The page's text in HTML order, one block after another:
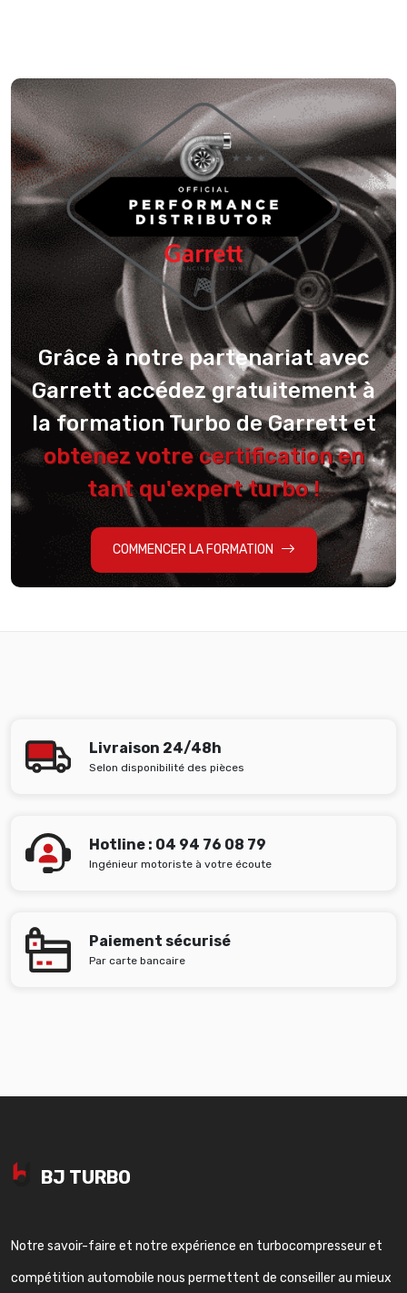
Grâce à notre partenariat avec
Garrett accédez gratuitement à
la formation Turbo de Garrett et
obtenez votre certification en
tant qu'expert turbo !
COMMENCER LA FORMATION
Livraison 24/48h
Selon disponibilité des pièces
Hotline : 04 94 76 08 79
Ingénieur motoriste à votre écoute
Paiement sécurisé
Par carte bancaire
BJ TURBO
Notre savoir-faire et notre expérience en turbocompresseur et
compétition automobile nous permettent de conseiller au mieux